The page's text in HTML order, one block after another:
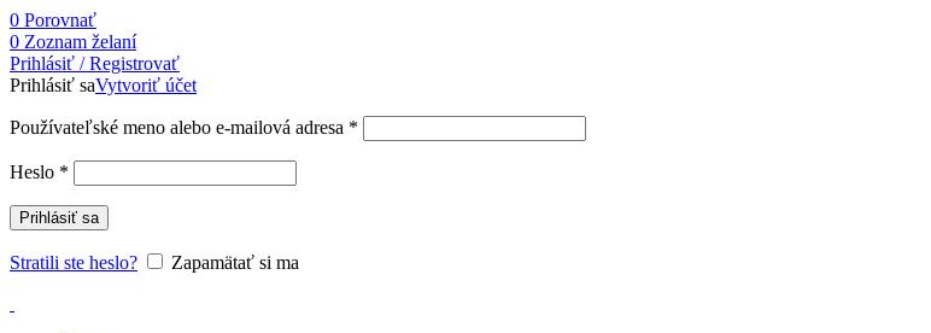
0 Porovnať
0 Zoznam želaní
Prihlásiť / Registrovať
Prihlásiť saVytvoriť účet
Používateľské meno alebo e-mailová adresa *
Heslo *
Prihlásiť sa
Stratili ste heslo? Zapamätať si ma